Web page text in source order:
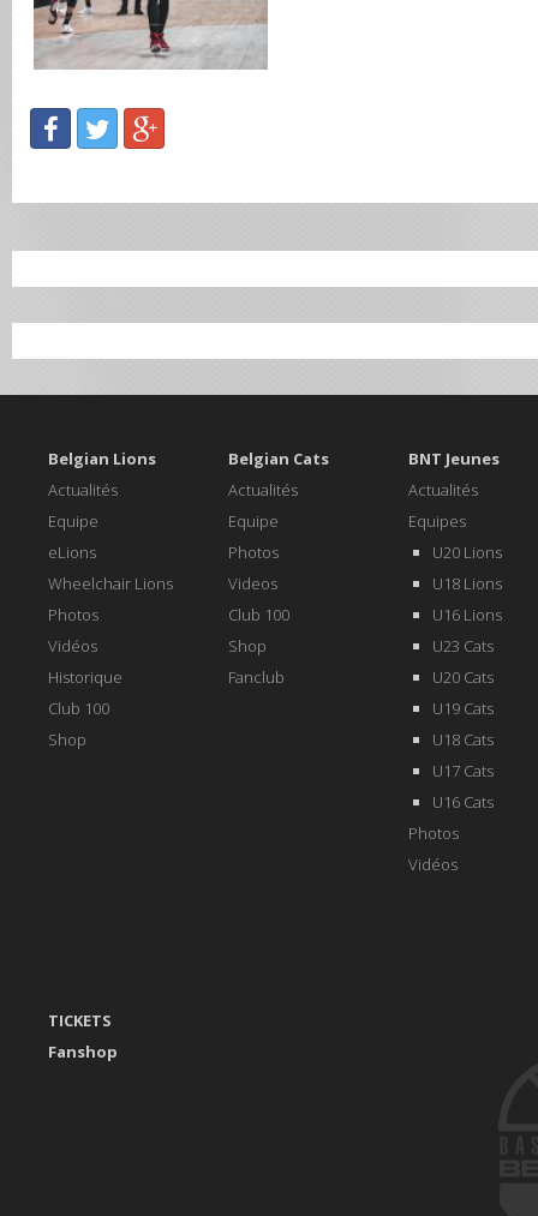
Belgian Lions
Actualités
Equipe
eLions
Wheelchair Lions
Photos
Vidéos
Historique
Club 100
Shop
Belgian Cats
Actualités
Equipe
Photos
Videos
Club 100
Shop
Fanclub
BNT Jeunes
Actualités
Equipes
U20 Lions
U18 Lions
U16 Lions
U23 Cats
U20 Cats
U19 Cats
U18 Cats
U17 Cats
U16 Cats
Photos
Vidéos
TICKETS
Fanshop